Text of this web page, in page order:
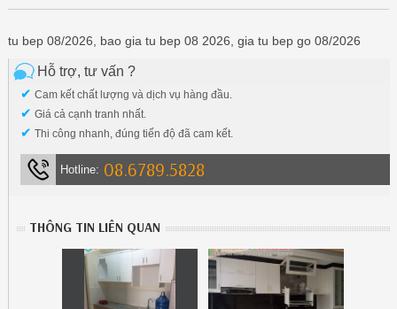
tu bep 08/2026, bao gia tu bep 08 2026, gia tu bep go 08/2026
Hỗ trợ, tư vấn ?
✔ Cam kết chất lượng và dịch vụ hàng đầu.
✔ Giá cả cạnh tranh nhất.
✔ Thi công nhanh, đúng tiến độ đã cam kết.
Hotline: 08.6789.5828
THÔNG TIN LIÊN QUAN